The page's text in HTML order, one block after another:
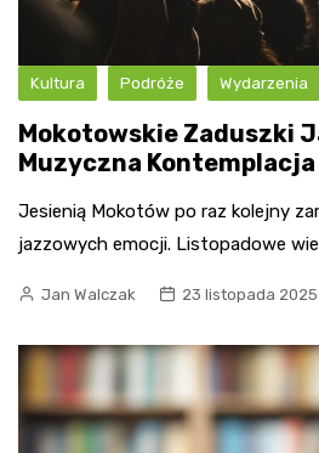
Kultura Podróże Wydarzenia
Mokotowskie Zaduszki
Muzyczna Kontemplacja
Jesienią Mokotów po raz kolejny
jazzowych emocji. Listopadowe
Jan Walczak 23 listopada 2025